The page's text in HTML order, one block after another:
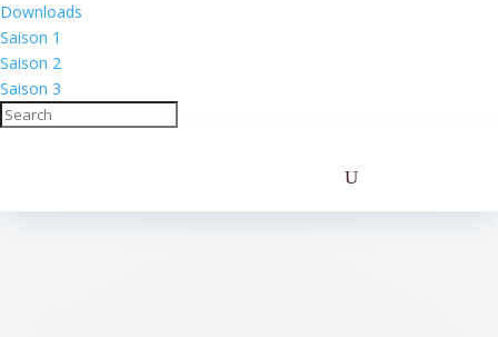
Downloads
Saison 1
Saison 2
Saison 3